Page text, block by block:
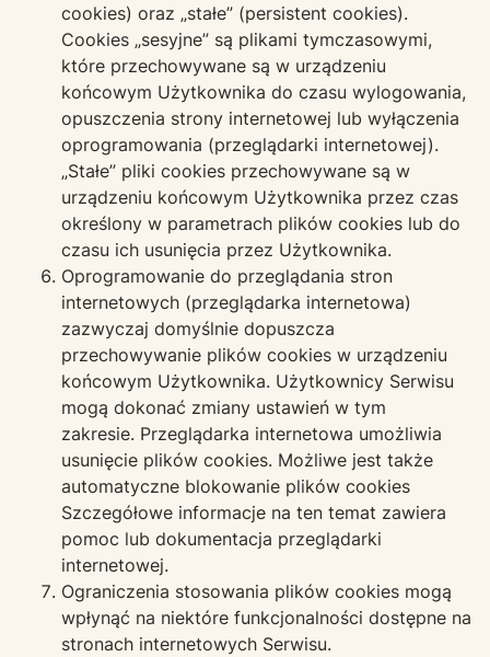
cookies) oraz „stałe” (persistent cookies).
Cookies „sesyjne” są plikami tymczasowymi,
które przechowywane są w urządzeniu
końcowym Użytkownika do czasu wylogowania,
opuszczenia strony internetowej lub wyłączenia
oprogramowania (przeglądarki internetowej).
„Stałe” pliki cookies przechowywane są w
urządzeniu końcowym Użytkownika przez czas
określony w parametrach plików cookies lub do
czasu ich usunięcia przez Użytkownika.
Oprogramowanie do przeglądania stron
internetowych (przeglądarka internetowa)
zazwyczaj domyślnie dopuszcza
przechowywanie plików cookies w urządzeniu
końcowym Użytkownika. Użytkownicy Serwisu
mogą dokonać zmiany ustawień w tym
zakresie. Przeglądarka internetowa umożliwia
usunięcie plików cookies. Możliwe jest także
automatyczne blokowanie plików cookies
Szczegółowe informacje na ten temat zawiera
pomoc lub dokumentacja przeglądarki
internetowej.
Ograniczenia stosowania plików cookies mogą
wpłynąć na niektóre funkcjonalności dostępne na
stronach internetowych Serwisu.